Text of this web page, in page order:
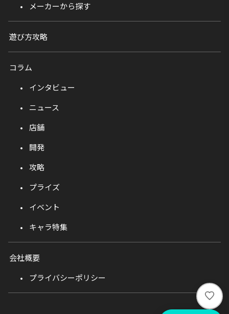
い
い
メーカーから探す
遊び方攻略
コラム
インタビュー
ニュース
店舗
開発
攻略
プライズ
イベント
キャラ特集
会社概要
プライバシーポリシー